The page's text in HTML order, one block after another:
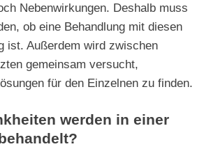
Nebenwirkungen. Deshalb muss
ob eine Behandlung mit diesen
ist. Außerdem wird zwischen
gemeinsam versucht,
für den Einzelnen zu finden.
werden in einer